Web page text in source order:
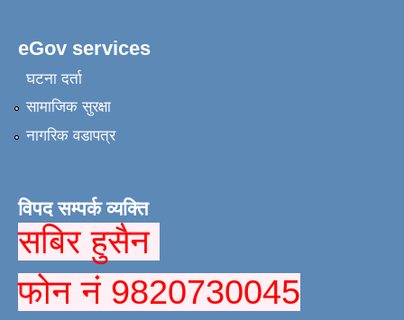
eGov services
घटना दर्ता
सामाजिक सुरक्षा
नागरिक वडापत्र
विपद सम्पर्क व्यक्ति
सबिर हुसैन
फोन नं 9820730045